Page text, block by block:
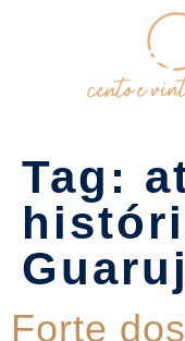
Tag:
Forte